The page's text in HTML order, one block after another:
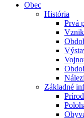
Obec
História
Prvá
Základné